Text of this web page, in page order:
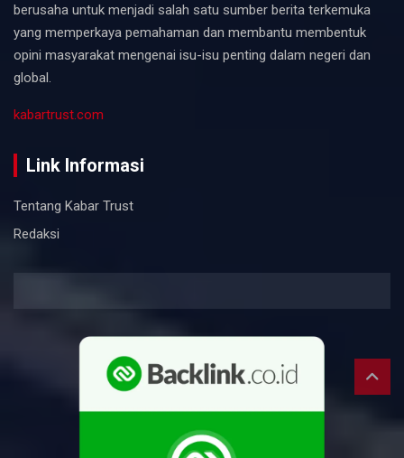
berusaha untuk menjadi salah satu sumber berita terkemuka
yang memperkaya pemahaman dan membantu membentuk
opini masyarakat mengenai isu-isu penting dalam negeri dan
global.
kabartrust.com
Link Informasi
Tentang Kabar Trust
Redaksi